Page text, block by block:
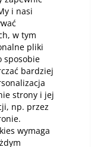
i nasi
w tym
pliki
sposobie
bardziej
strony i jej
np. przez
wymaga